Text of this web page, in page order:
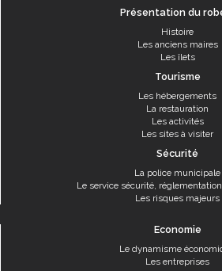
Présentation du
Histoire
Les anciens maires
Les îlets
Tourisme
Les hébergements
La restauration
Les activités
Les sites à visiter
Sécurité
La police municipale
Le service sécurité,
Les risques majeurs
Economie
Le dynamisme
Les entreprises